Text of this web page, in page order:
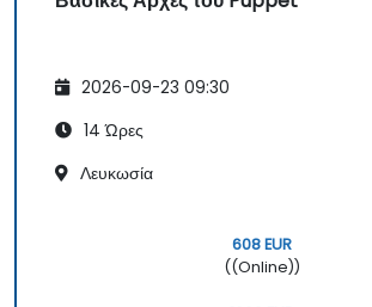
2026-09-23 09:30
14 Ώρες
Λευκωσία
608 EUR
((Online))